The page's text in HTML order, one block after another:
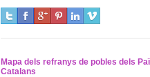
Mapa dels refranys de pobles dels
Catalans